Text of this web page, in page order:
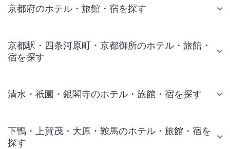
京都府のホテル・旅館・宿を探す
京都駅・四条河原町・京都御所のホテル・旅館・
宿を探す
清水・祇園・銀閣寺のホテル・旅館・宿を探す
下鴨・上賀茂・大原・鞍馬のホテル・旅館・宿を
探す